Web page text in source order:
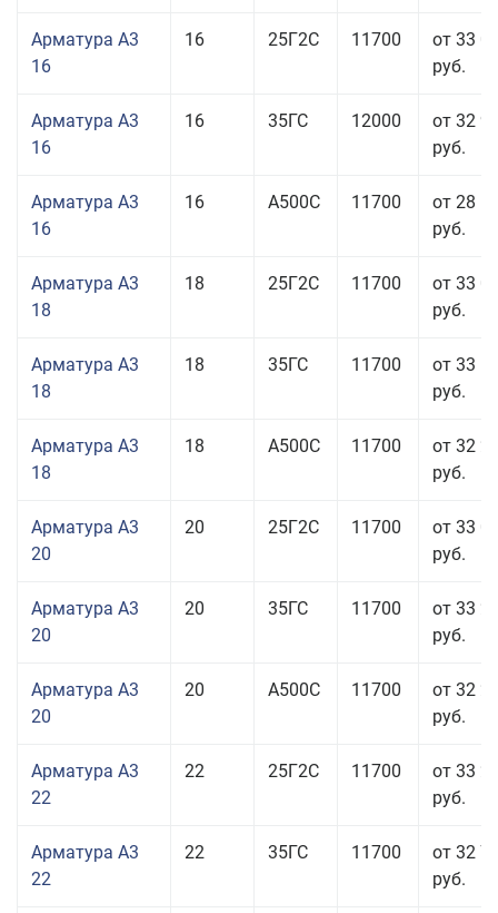
Арматура А3
16
16 25Г2С 11700
от 33
руб.
Арматура А3
16
16 35ГС 12000
от 32
руб.
Арматура А3
16
16 А500С 11700
от 28
руб.
Арматура А3
18
18 25Г2С 11700
от 33
руб.
Арматура А3
18
18 35ГС 11700
от 33
руб.
Арматура А3
18
18 А500С 11700
от 32
руб.
Арматура А3
20
20 25Г2С 11700
от 33
руб.
Арматура А3
20
20 35ГС 11700
от 33
руб.
Арматура А3
20
20 А500С 11700
от 32
руб.
Арматура А3
22
22 25Г2С 11700
от 33
руб.
Арматура А3
22
22 35ГС 11700
от 32
руб.